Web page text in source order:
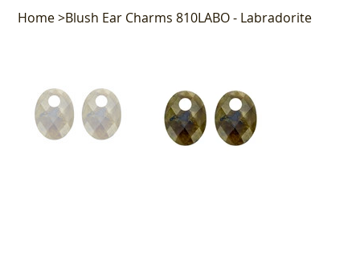
Home>Blush Ear Charms 810LABO - Labradorite